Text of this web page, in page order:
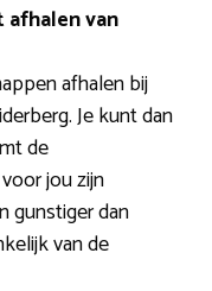
van
afhalen bij
Je kunt dan
de
jou zijn
gunstiger dan
van de